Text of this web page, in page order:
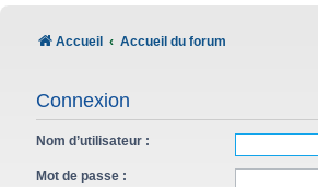
Accueil Accueil du forum
Connexion
Nom d’utilisateur :
Mot de passe :